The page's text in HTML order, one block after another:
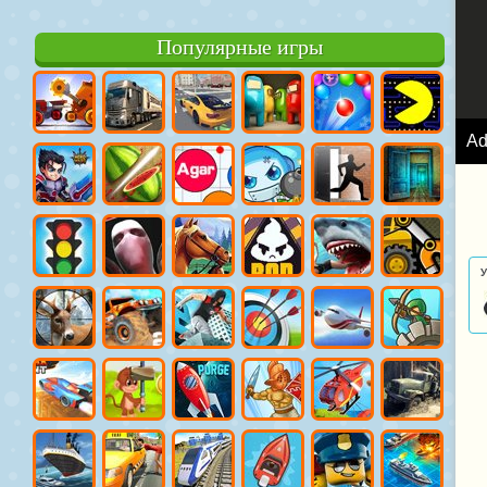
Популярные игры